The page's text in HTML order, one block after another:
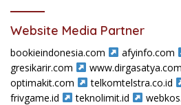
Website Media Partner
bookieindonesia.com afyinfo.com
gresikarir.com
www.dirgasatya.com
optimakit.com
telkomtelstra.co.id
frivgame.id
teknolimit.id